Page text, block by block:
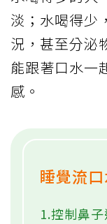
淡；水喝得少
況，甚至分泌
能跟著口水一
感。
睡覺流
1.控制鼻子